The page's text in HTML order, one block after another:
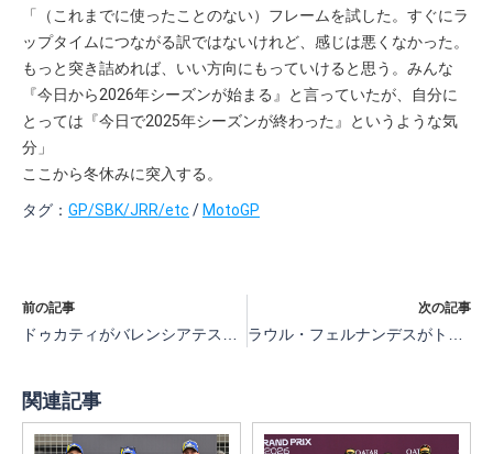
「（これまでに使ったことのない）フレームを試した。すぐにラ
ップタイムにつながる訳ではないけれど、感じは悪くなかった。
もっと突き詰めれば、いい方向にもっていけると思う。みんな
『今日から2026年シーズンが始まる』と言っていたが、自分に
とっては『今日で2025年シーズンが終わった』というような気
分」
ここから冬休みに突入する。
タグ： GP/SBK/JRR/etc / MotoGP
前の記事 次の記事
関連記事